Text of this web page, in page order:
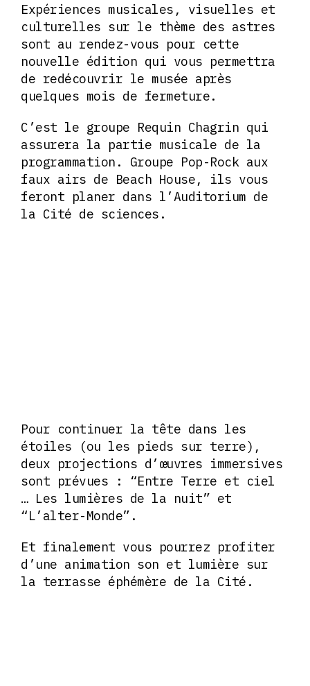
Expériences musicales, visuelles et
culturelles sur le thème des astres
sont au rendez-vous pour cette
nouvelle édition qui vous permettra
de redécouvrir le musée après
quelques mois de fermeture.
C’est le groupe Requin Chagrin qui
assurera la partie musicale de la
programmation. Groupe Pop-Rock aux
faux airs de Beach House, ils vous
feront planer dans l’Auditorium de
la Cité de sciences.
Pour continuer la tête dans les
étoiles (ou les pieds sur terre),
deux projections d’œuvres immersives
sont prévues : “Entre Terre et ciel
… Les lumières de la nuit” et
“L’alter-Monde”.
Et finalement vous pourrez profiter
d’une animation son et lumière sur
la terrasse éphémère de la Cité.